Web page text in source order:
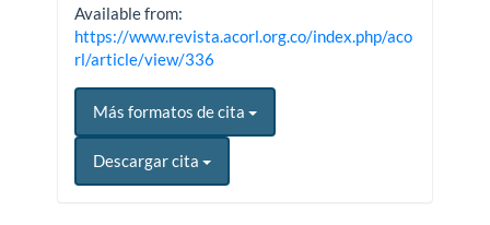
Available from:
https://www.revista.acorl.org.co/index.php/aco
rl/article/view/336
Más formatos de cita
Descargar cita